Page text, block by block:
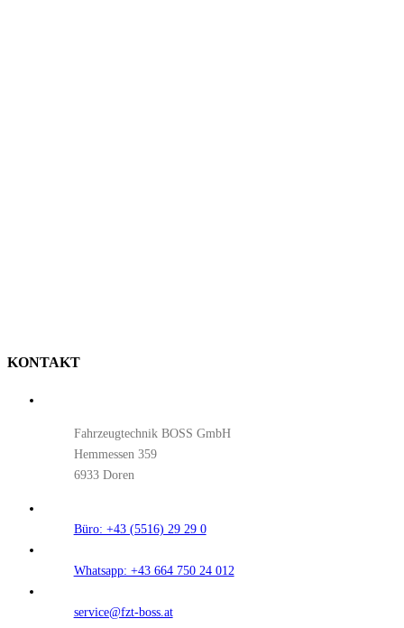
KONTAKT
Fahrzeugtechnik BOSS GmbH
Hemmessen 359
6933 Doren
Büro: +43 (5516) 29 29 0
Whatsapp: +43 664 750 24 012
service@fzt-boss.at